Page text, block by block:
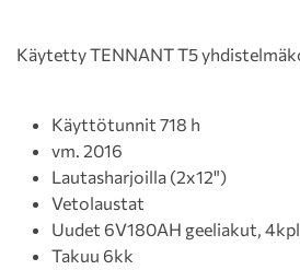
Käytetty TENNANT T5
Käyttötunnit 718 h
vm. 2016
Lautasharjoilla (2x12")
Vetolaustat
Uudet 6V180AH geeliakut, 4kpl
Takuu 6kk